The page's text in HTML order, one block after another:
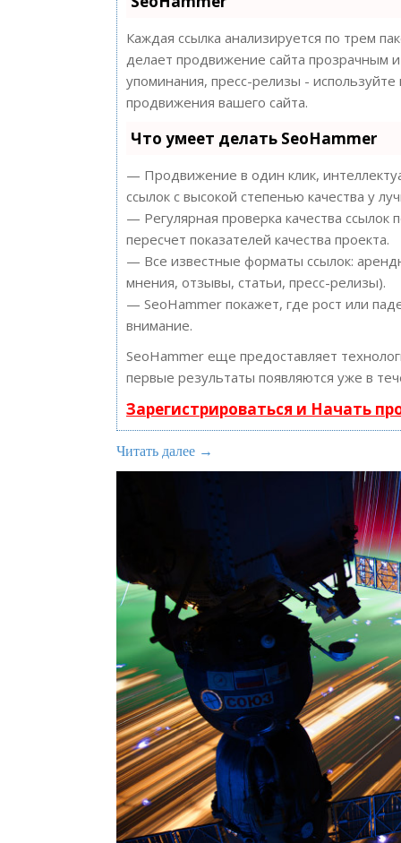
Каждая ссылка анализируется по трем
делает продвижение сайта прозрачным
упоминания, пресс-релизы -
продвижения вашего сайта.
Что умеет делать SeoHammer
— Продвижение в один клик,
ссылок с высокой степенью качества у
— Регулярная проверка качества
пересчет показателей качества проекта.
— Все известные форматы ссылок:
мнения, отзывы, статьи, пресс-релизы).
— SeoHammer покажет, где рост или
внимание.
SeoHammer еще предоставляет
первые результаты появляются уже в
Зарегистрироваться и Начать
Читать далее →